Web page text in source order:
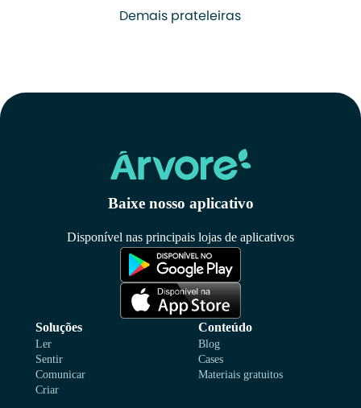
Demais prateleiras
Baixe nosso aplicativo
Disponível nas principais lojas de aplicativos
Soluções
Ler
Sentir
Comunicar
Criar
Conteúdo
Blog
Cases
Materiais gratuitos